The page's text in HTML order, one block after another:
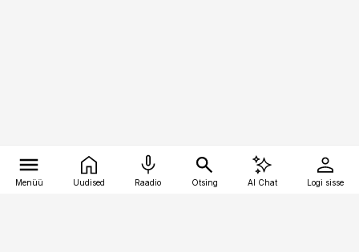
Menüü Uudised Raadio Otsing AI Chat Logi sisse